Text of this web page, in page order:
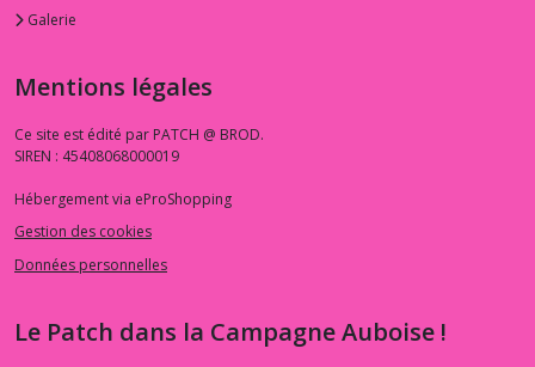
Galerie
Mentions légales
Ce site est édité par PATCH @ BROD.
SIREN : 45408068000019
Hébergement via eProShopping
Gestion des cookies
Données personnelles
Le Patch dans la Campagne Auboise !